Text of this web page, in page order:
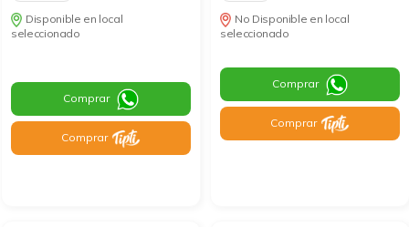
Disponible en local
seleccionado
Comprar
Comprar
No Disponible en local
seleccionado
Comprar
Comprar